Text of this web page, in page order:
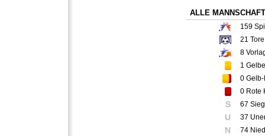
ALLE
159
21 Tore
8
1
0
0 Rote
S 67
U 37
N 74